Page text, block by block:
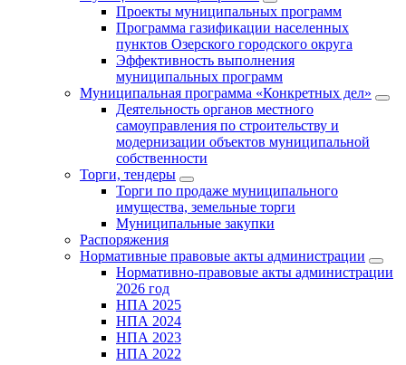
Проекты муниципальных программ
Программа газификации населенных
пунктов Озерского городского округа
Эффективность выполнения
муниципальных программ
Муниципальная программа «Конкретных дел»
Деятельность органов местного
самоуправления по строительству и
модернизации объектов муниципальной
собственности
Торги, тендеры
Торги по продаже муниципального
имущества, земельные торги
Муниципальные закупки
Распоряжения
Нормативные правовые акты администрации
Нормативно-правовые акты администрации
2026 год
НПА 2025
НПА 2024
НПА 2023
НПА 2022